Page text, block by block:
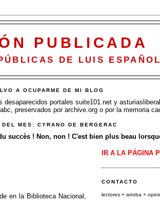
PUBLICADA
DE LUIS
A OCUPARME DE MI BLOG
desaparecidos portales suite101.net y
preservados por archive.org o por la memoria
MES: CYRANO DE BERGERAC
succès ! Non, non ! C'est bien plus beau
en la Biblioteca Nacional,
IR A LA PÁGINA
CONTACTO
lectores + arroba +